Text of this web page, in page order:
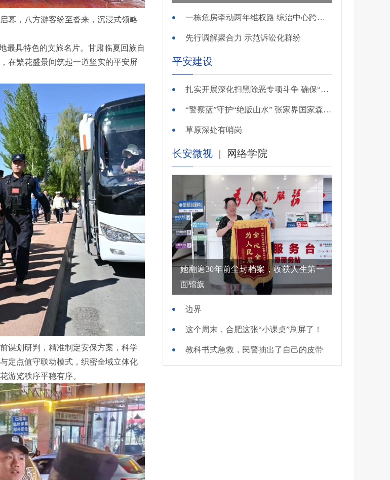
，八方游客纷至沓来，沉浸式领略
具特色的文旅名片。甘肃临夏回族自
在繁花盛景间筑起一道坚实的平安屏
划研判，精准制定安保方案，科学
定点值守联动模式，织密全域立体化
游览秩序平稳有序。
一栋危房牵动两年维权路 综治中心跨省寻鉴解民忧
先行调解聚合力 示范诉讼化群纷
平安建设
扎实开展深化扫黑除恶专项斗争 确保“全年全域平平安安、平平稳稳”——广东召开全省扫黑除恶专项斗争视频
“警察蓝”守护“绝版山水” 张家界国家森林公园景区派出所深化“生态警务”建设
草原深处有哨岗
长安微视 | 网络学院
她翻遍30年前尘封档案，收获人生第一
面锦旗
边界
这个周末，合肥这张“小课桌”刷屏了！
教科书式急救，民警抽出了自己的皮带